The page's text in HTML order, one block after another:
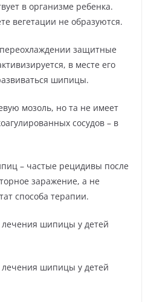
в организме ребенка.
вегетации не образуются.
защитные
в месте его
шипицы.
мозоль, но та не имеет
сосудов – в
– частые рецидивы после
заражение, а не
способа терапии.